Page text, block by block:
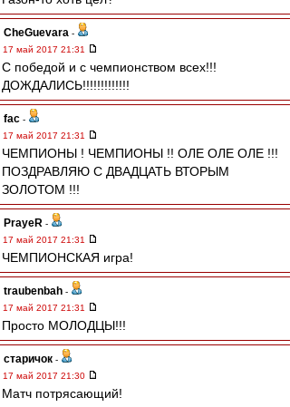
CheGuevara -
17 май 2017 21:31
С победой и с чемпионством всех!!!
ДОЖДАЛИСЬ!!!!!!!!!!!!!
fac -
17 май 2017 21:31
ЧЕМПИОНЫ ! ЧЕМПИОНЫ !! ОЛЕ ОЛЕ ОЛЕ !!!
ПОЗДРАВЛЯЮ С ДВАДЦАТЬ ВТОРЫМ
ЗОЛОТОМ !!!
PrayeR -
17 май 2017 21:31
ЧЕМПИОНСКАЯ игра!
traubenbah -
17 май 2017 21:31
Просто МОЛОДЦЫ!!!
старичок -
17 май 2017 21:30
Матч потрясающий!